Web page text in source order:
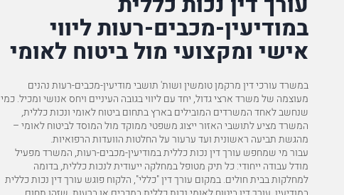
במודיעין-מכבים-רעות ליווי
אישי ומקצועי מול ביטוח לאומי
במשרד עורכי דין מרקמן טומשין ושות' תושבי מודיעין-מכבים-רעות נהנים
מעוצמה של משרד ארצי גדול, יחד עם ליווי בגובה העיניים ויחס אנושי ומכיל. כמי
שנחשב לאחד המשרדים המובילים בארץ בתחוםביטוח לאומי ונכות כללית,
המשרד מציע לתושבי האזור ייצוג משפטי ממוקד מול המוסד לביטוח לאומי –
מהגשת תביעה ראשונית ועד ערעור על החלטות הוועדות הרפואיות.
עבור מי שמחפש עורך דין נכות כללית במודיעין-מכבים-רעות, המשרד מפעיל
מודל עבודה ייחודי: כל תיק מטופל במחלקה ייעודית לנכות כללית, בדומה
למחלקות בבית חולים. במקום עורך דין "כללי", הלקוח פוגש עורך דין נכות כללית